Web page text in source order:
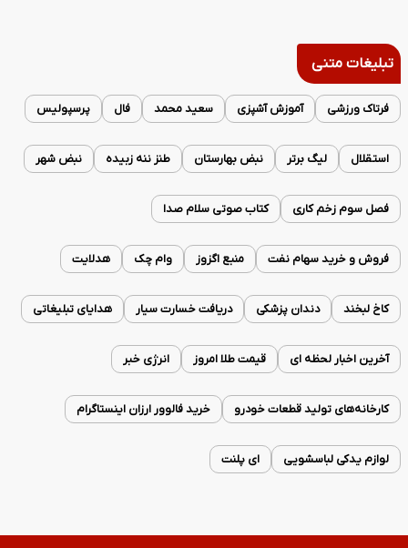
تبلیغات متنی
فرتاک ورزشی آموزش آشپزی سعید محمد فال پرسپولیس
استقلال لیگ برتر نبض بهارستان طنز ننه زبیده نبض شهر
فصل سوم زخم کاری کتاب صوتی سلام صدا
فروش و خرید سهام نفت منبع اگزوز وام چک هدلایت
کاخ لبخند دندان پزشکی دریافت خسارت سیار هدایای تبلیغاتی
آخرین اخبار لحظه ای قیمت طلا امروز انرژی خبر
کارخانه‌های تولید قطعات خودرو خرید فالوور ارزان اینستاگرام
لوازم یدکی لباسشویی ای پلنت